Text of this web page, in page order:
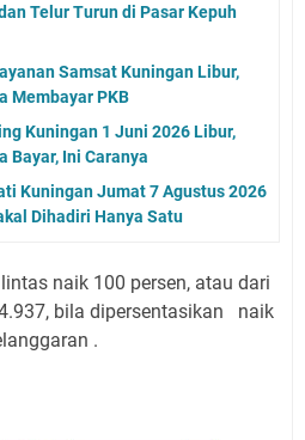
Telur Turun di Pasar Kepuh
Samsat Kuningan Libur,
Membayar PKB
Kuningan 1 Juni 2026 Libur,
Bayar, Ini Caranya
Kuningan Jumat 7 Agustus 2026
Dihadiri Hanya Satu
naik 100 persen, atau dari
bila dipersentasikan naik
.